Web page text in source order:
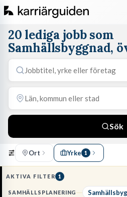
20 lediga jobb som
Samhällsbyggnad,
Sök
Ort Yrke 1
AKTIVA FILTER 1
SAMHÄLLSPLANERING